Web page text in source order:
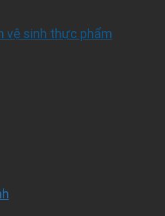
vệ sinh thực phẩm